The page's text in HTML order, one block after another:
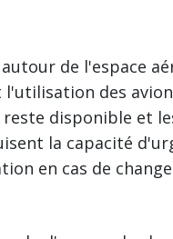
de l'espace
des
disponible et
la capacité
en cas de